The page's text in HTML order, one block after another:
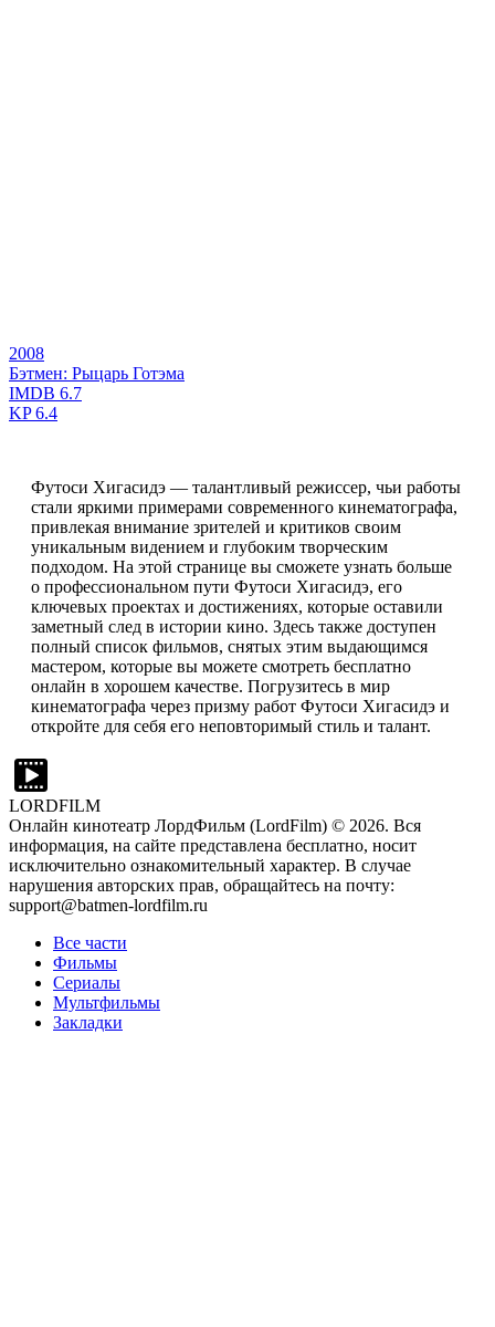
2008
Бэтмен: Рыцарь Готэма
IMDB 6.7
KP6.4
Футоси Хигасидэ — талантливый режиссер, чьи работы
стали яркими примерами современного кинематографа,
привлекая внимание зрителей и критиков своим
уникальным видением и глубоким творческим
подходом. На этой странице вы сможете узнать больше
о профессиональном пути Футоси Хигасидэ, его
ключевых проектах и достижениях, которые оставили
заметный след в истории кино. Здесь также доступен
полный список фильмов, снятых этим выдающимся
мастером, которые вы можете смотреть бесплатно
онлайн в хорошем качестве. Погрузитесь в мир
кинематографа через призму работ Футоси Хигасидэ и
откройте для себя его неповторимый стиль и талант.
LORDFILM
Онлайн кинотеатр ЛордФильм (LordFilm) © 2026. Вся
информация, на сайте представлена бесплатно, носит
исключительно ознакомительный характер. В случае
нарушения авторских прав, обращайтесь на почту:
support@batmen-lordfilm.ru
Все части
Фильмы
Сериалы
Мультфильмы
Закладки